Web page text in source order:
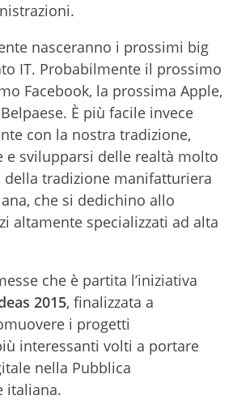
nasceranno i prossimi big
IT. Probabilmente il prossimo
Facebook, la prossima Apple,
È più facile invece
con la nostra tradizione,
e svilupparsi delle realtà molto
della tradizione manifatturiera
che si dedichino allo
altamente specializzati ad alta
che è partita l’iniziativa
2015, finalizzata a
i progetti
interessanti volti a portare
nella Pubblica
italiana.